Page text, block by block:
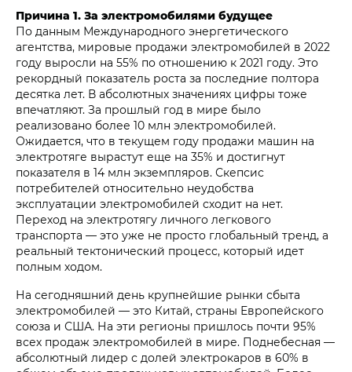
Причина 1. За электромобилями будущее
По данным Международного энергетического
агентства, мировые продажи электромобилей в 2022
году выросли на 55% по отношению к 2021 году. Это
рекордный показатель роста за последние полтора
десятка лет. В абсолютных значениях цифры тоже
впечатляют. За прошлый год в мире было
реализовано более 10 млн электромобилей.
Ожидается, что в текущем году продажи машин на
электротяге вырастут еще на 35% и достигнут
показателя в 14 млн экземпляров. Скепсис
потребителей относительно неудобства
эксплуатации электромобилей сходит на нет.
Переход на электротягу личного легкового
транспорта — это уже не просто глобальный тренд, а
реальный тектонический процесс, который идет
полным ходом.
На сегодняшний день крупнейшие рынки сбыта
электромобилей — это Китай, страны Европейского
союза и США. На эти регионы пришлось почти 95%
всех продаж электромобилей в мире. Поднебесная —
абсолютный лидер с долей электрокаров в 60% в